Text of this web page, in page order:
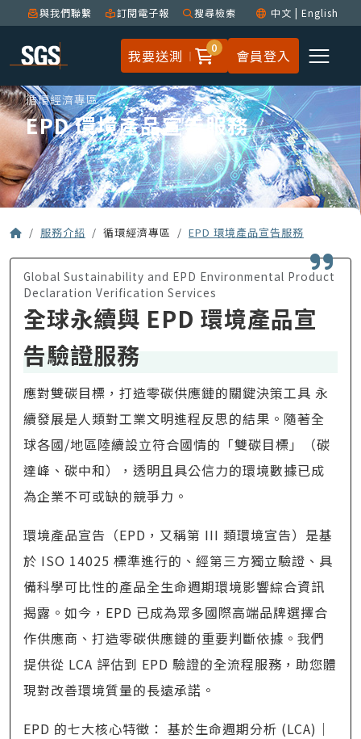
與我們聯繫 訂閱電子報 搜尋檢索 中文 | English
我要送測 0 會員登入
循環經濟專區
EPD 環境產品宣告服務
服務介紹 循環經濟專區 EPD 環境產品宣告服務
Global Sustainability and EPD Environmental Product
Declaration Verification Services
全球永續與 EPD 環境產品宣
告驗證服務
應對雙碳目標，打造零碳供應鏈的關鍵決策工具 永
續發展是人類對工業文明進程反思的結果。隨著全
球各國/地區陸續設立符合國情的「雙碳目標」（碳
達峰、碳中和），透明且具公信力的環境數據已成
為企業不可或缺的競爭力。
環境產品宣告（EPD，又稱第 III 類環境宣告）是基
於 ISO 14025 標準進行的、經第三方獨立驗證、具
備科學可比性的產品全生命週期環境影響綜合資訊
揭露。如今，EPD 已成為眾多國際高端品牌選擇合
作供應商、打造零碳供應鏈的重要判斷依據。我們
提供從 LCA 評估到 EPD 驗證的全流程服務，助您體
現對改善環境質量的長遠承諾。
EPD 的七大核心特徵： 基於生命週期分析 (LCA)｜